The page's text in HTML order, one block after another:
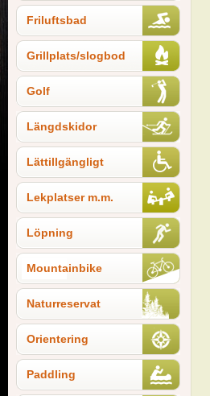
Friluftsbad
Grillplats/slogbod
Golf
Längdskidor
Lättillgängligt
Lekplatser m.m.
Löpning
Mountainbike
Naturreservat
Orientering
Paddling